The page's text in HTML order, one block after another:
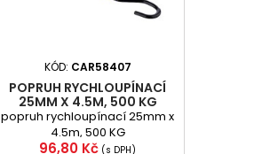
KÓD: CAR58407
POPRUH RYCHLOUPÍNACÍ
25MM X 4.5M, 500 KG
popruh rychloupínací 25mm x
4.5m, 500 KG
Cena
96,80 Kč (s DPH)